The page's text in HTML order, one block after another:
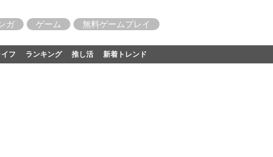
ガ ゲーム 無料ゲームプレイ
イフ ランキング 推し活 新着トレンド